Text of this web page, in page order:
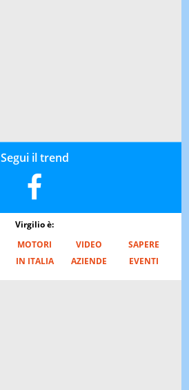
Segui il trend
Virgilio è:
MOTORI VIDEO
SAPERE
IN ITALIA AZIENDE EVENTI